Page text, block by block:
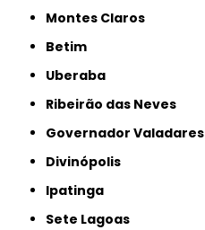
Montes Claros
Betim
Uberaba
Ribeirão das Neves
Governador Valadares
Divinópolis
Ipatinga
Sete Lagoas